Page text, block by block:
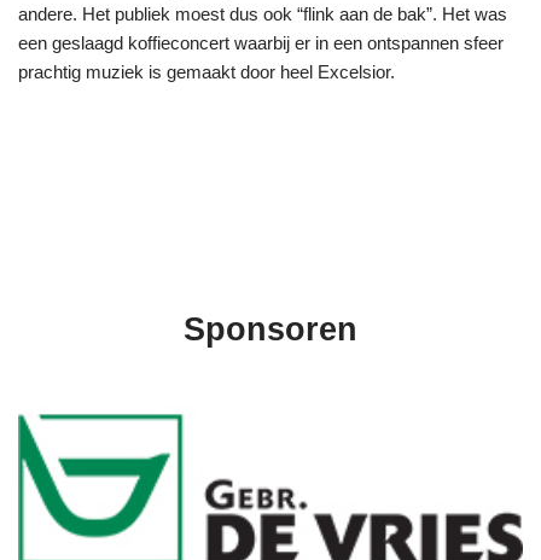
andere. Het publiek moest dus ook “flink aan de bak”. Het was
een geslaagd koffieconcert waarbij er in een ontspannen sfeer
prachtig muziek is gemaakt door heel Excelsior.
Sponsoren